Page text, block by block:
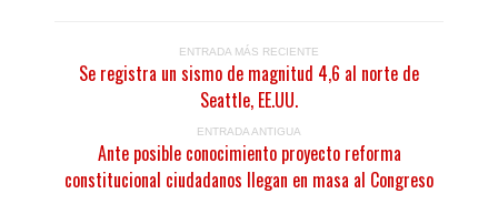
ENTRADA MÁS RECIENTE
Se registra un sismo de magnitud 4,6 al norte de
Seattle, EE.UU.
ENTRADA ANTIGUA
Ante posible conocimiento proyecto reforma
constitucional ciudadanos llegan en masa al Congreso